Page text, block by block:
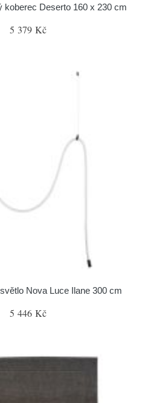
koberec Deserto 160 x 230 cm
5 379 Kč
Nova Luce Ilane 300 cm
5 446 Kč